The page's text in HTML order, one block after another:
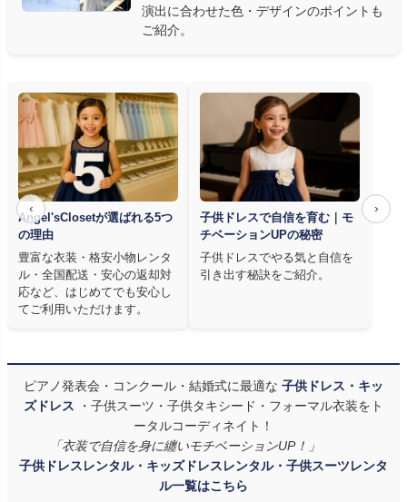
た商品
を多数ご用意しています。演出に合わせた色・デザインのポイントも
ご紹介。
‹ ›
Angel'sClosetが選ばれる5つ
の理由
豊富な衣装・格安小物レンタ
ル・全国配送・安心の返却対
応など、はじめてでも安心し
てご利用いただけます。
子供ドレスで自信を育む｜モ
チベーションUPの秘密
子供ドレスでやる気と自信を
引き出す秘訣をご紹介。
ピアノ発表会・コンクール・結婚式に最適な 子供ドレス・キッ
ズドレス
・子供スーツ・子供タキシード・フォーマル衣装をト
ータルコーディネイト！
「衣装で自信を身に纏いモチベーションUP！」
子供ドレスレンタル・キッズドレスレンタル・子供スーツレンタ
ル一覧はこちら